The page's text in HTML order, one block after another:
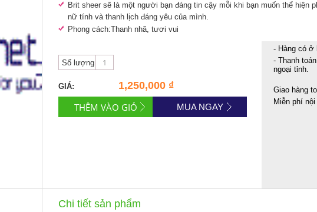
Brit sheer sẽ là một người bạn đáng tin cậy mỗi khi bạn muốn thể hiện
nữ tính và thanh lịch đáng yêu của mình.
Phong cách:Thanh nhã, tươi vui
Số lượng
GIÁ: 1,250,000 ₫
MUA NGAY
- Hàng có ở
- Thanh
ngoại tỉnh.
Giao hàng
Miễn phí
Chi tiết sản phẩm